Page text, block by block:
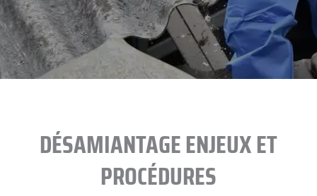
DÉSAMIANTAGE ENJEUX ET
PROCÉDURES